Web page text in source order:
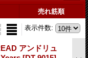
売れ筋順
表示件数:
アンドリュ